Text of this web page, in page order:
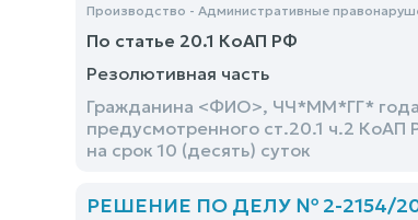
Производство - Административные
По статье 20.1 КоАП РФ
Резолютивная часть
Гражданина <ФИО>, ЧЧ*ММ*ГГ* года
предусмотренного ст.20.1 ч.2 КоАП
на срок 10 (десять) суток
РЕШЕНИЕ ПО ДЕЛУ № 2-2154/